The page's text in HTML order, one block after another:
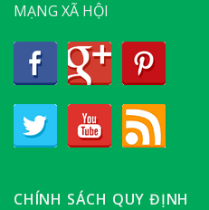
MẠNG XÃ HỘI
CHÍNH SÁCH QUY ĐỊNH